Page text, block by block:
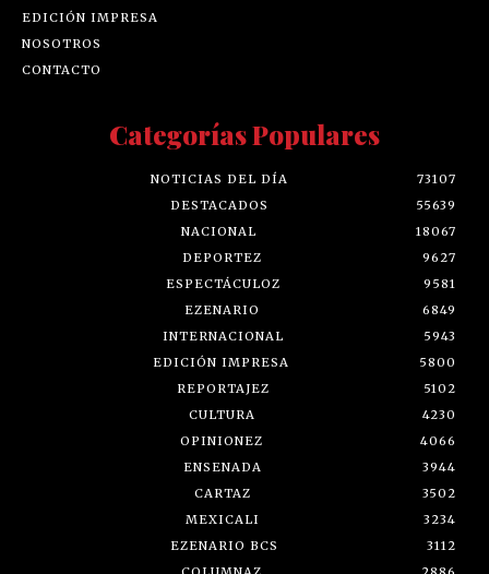
EDICIÓN IMPRESA
NOSOTROS
CONTACTO
Categorías Populares
NOTICIAS DEL DÍA
73107
DESTACADOS
55639
NACIONAL
18067
DEPORTEZ
9627
ESPECTÁCULOZ
9581
EZENARIO
6849
INTERNACIONAL
5943
EDICIÓN IMPRESA
5800
REPORTAJEZ
5102
CULTURA
4230
OPINIONEZ
4066
ENSENADA
3944
CARTAZ
3502
MEXICALI
3234
EZENARIO BCS
3112